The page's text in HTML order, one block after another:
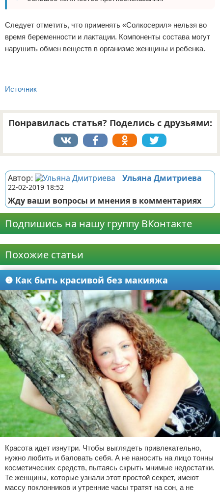
Следует отметить, что применять «Солкосерил» нельзя во
время беременности и лактации. Компоненты состава могут
нарушить обмен веществ в организме женщины и ребенка.
Источник
Понравилась статья? Поделись с друзьями:
Автор: Ульяна Дмитриева
22-02-2019 18:52
Жду ваши вопросы и мнения в комментариях
Подпишись на нашу группу ВКонтакте
Похожие статьи
❶ Как быть красивой без макияжа
Красота идет изнутри. Чтобы выглядеть привлекательно,
нужно любить и баловать себя. А не наносить на лицо тонны
косметических средств, пытаясь скрыть мнимые недостатки.
Те женщины, которые узнали этот простой секрет, имеют
массу поклонников и утренние часы тратят на сон, а не